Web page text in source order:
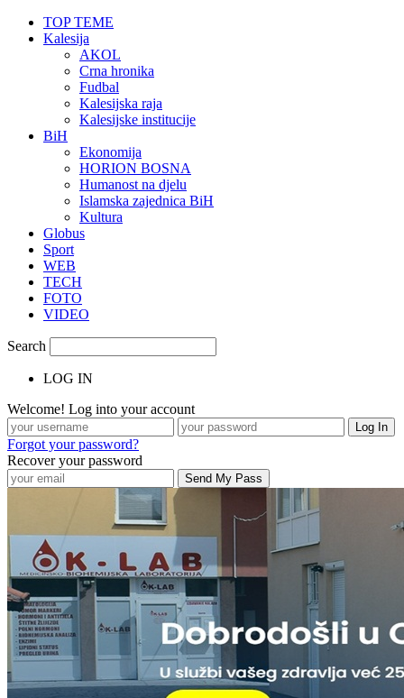
TOP TEME
Kalesija
AKOL
Crna hronika
Fudbal
Kalesijska raja
Kalesijske institucije
BiH
Ekonomija
HORION BOSNA
Humanost na djelu
Islamska zajednica BiH
Kultura
Globus
Sport
WEB
TECH
FOTO
VIDEO
Search
LOG IN
Welcome! Log into your account
Forgot your password?
Recover your password